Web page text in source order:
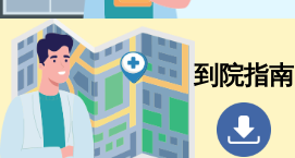
到院指南